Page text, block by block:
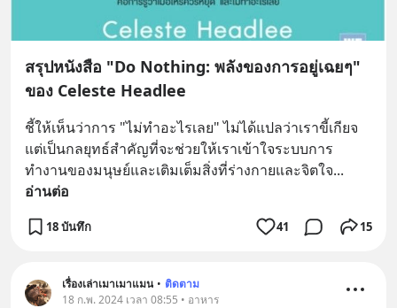
สรุปหนังสือ "Do Nothing: พลังของการอยู่เฉยๆ"
ของ Celeste Headlee
ชี้ให้เห็นว่าการ "ไม่ทำอะไรเลย" ไม่ได้แปลว่าเราขี้เกียจ
แต่เป็นกลยุทธ์สำคัญที่จะช่วยให้เราเข้าใจระบบการ
ทำงานของมนุษย์และเติมเต็มสิ่งที่ร่างกายและจิตใจ
อ่านต่อ
18 บันทึก 41 15
เรื่องเล่าเมาเมาแมน • ติดตาม
18 ก.พ. 2024 เวลา 08:55 • อาหาร